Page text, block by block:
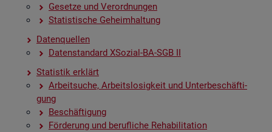
Ge­set­ze und Ver­ord­nun­gen
Sta­tis­ti­sche Ge­heim­hal­tung
Da­ten­quel­len
Da­ten­stan­dard XSo­zi­al-BA-SGB II
Sta­tis­tik er­klärt
Ar­beit­su­che, Ar­beits­lo­sig­keit und Un­ter­be­schäf­ti­
gung
Be­schäf­ti­gung
För­de­rung und be­ruf­li­che Re­ha­bi­li­ta­ti­on